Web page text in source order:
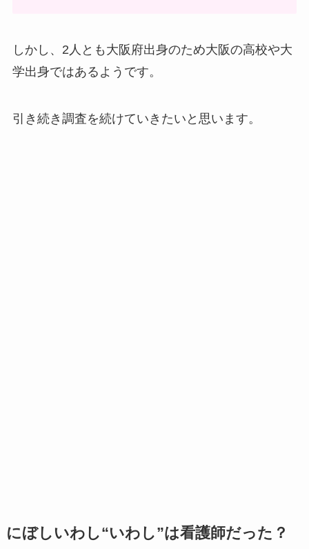
しかし、2人とも大阪府出身のため大阪の高校や大
学出身ではあるようです。
引き続き調査を続けていきたいと思います。
にぼしいわし“いわし”は看護師だった？